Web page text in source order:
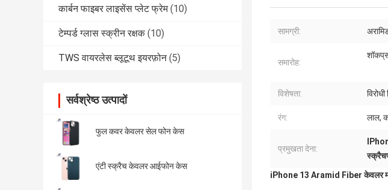
कार्बन फाइबर लाइसेंस प्लेट फ्रेम (10)
टेम्पर्ड ग्लास स्क्रीन रक्षक (10)
TWS वायरलेस ब्लूटूथ इयरफ़ोन (5)
सर्वश्रेष्ठ उत्पादों
फुल कवर केवलर सेल फोन केस
एंटी स्क्रैच केवलर आईफोन केस
सामग्री:
समारोह:
विशेषता:
रंग: लाल,
प्रमुखता देना:
iPhone 13 Aramid Fiber केवलर